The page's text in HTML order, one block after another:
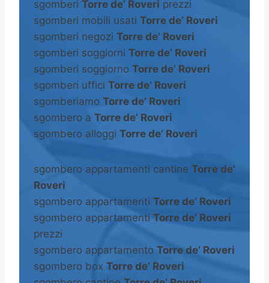
sgomberi Torre de’ Roveri prezzi
sgomberi mobili usati Torre de’ Roveri
sgomberi negozi Torre de’ Roveri
sgomberi soggiorni Torre de’ Roveri
sgomberi soggiorno Torre de’ Roveri
sgomberi uffici Torre de’ Roveri
sgomberiamo Torre de’ Roveri
sgombero a Torre de’ Roveri
sgombero alloggi Torre de’ Roveri
sgombero appartamenti cantine Torre de’
Roveri
sgombero appartamenti Torre de’ Roveri
sgombero appartamenti Torre de’ Roveri
prezzi
sgombero appartamento Torre de’ Roveri
sgombero box Torre de’ Roveri